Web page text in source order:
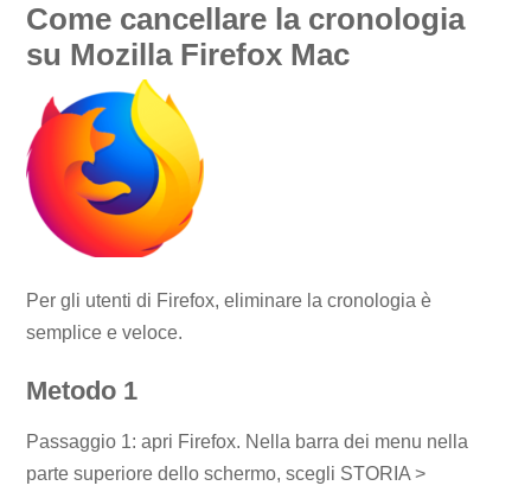
Come cancellare la cronologia
su Mozilla Firefox Mac
Per gli utenti di Firefox, eliminare la cronologia è
semplice e veloce.
Metodo 1
Passaggio 1: apri Firefox. Nella barra dei menu nella
parte superiore dello schermo, scegli STORIA >